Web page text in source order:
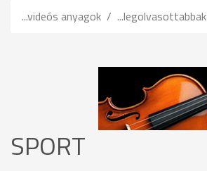
...videós anyagok ...legolvasottabbak
SPORT